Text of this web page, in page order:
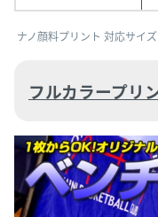
ナノ顔料プリント 対応サイズ
フルカラープリ